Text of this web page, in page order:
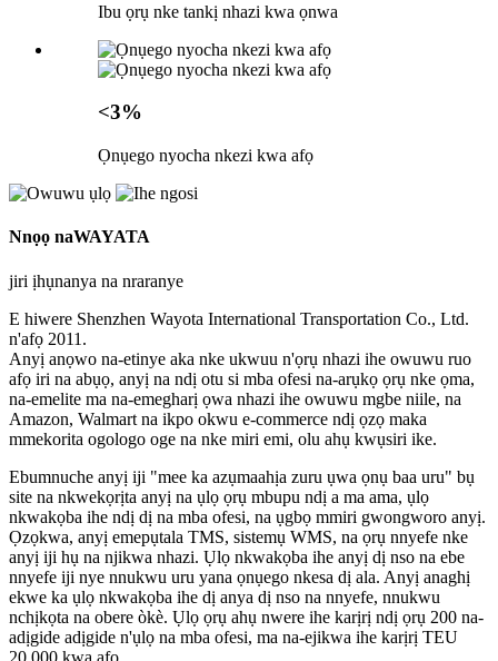
Ibu ọrụ nke tankị nhazi kwa ọnwa
<3%
Ọnụego nyocha nkezi kwa afọ
Nnọọ naWAYATA
jiri ịhụnanya na nraranye
E hiwere Shenzhen Wayota International Transportation Co., Ltd.
n'afọ 2011.
Anyị anọwo na-etinye aka nke ukwuu n'ọrụ nhazi ihe owuwu ruo
afọ iri na abụọ, anyị na ndị otu si mba ofesi na-arụkọ ọrụ nke ọma,
na-emelite ma na-emegharị ọwa nhazi ihe owuwu mgbe niile, na
Amazon, Walmart na ikpo okwu e-commerce ndị ọzọ maka
mmekorita ogologo oge na nke miri emi, olu ahụ kwụsiri ike.
Ebumnuche anyị iji "mee ka azụmaahịa zuru ụwa ọnụ baa uru" bụ
site na nkwekọrịta anyị na ụlọ ọrụ mbupu ndị a ma ama, ụlọ
nkwakọba ihe ndị dị na mba ofesi, na ụgbọ mmiri gwongworo anyị.
Ọzọkwa, anyị emepụtala TMS, sistemụ WMS, na ọrụ nnyefe nke
anyị iji hụ na njikwa nhazi. Ụlọ nkwakọba ihe anyị dị nso na ebe
nnyefe iji nye nnukwu uru yana ọnụego nkesa dị ala. Anyị anaghị
ekwe ka ụlọ nkwakọba ihe dị anya dị nso na nnyefe, nnukwu
nchịkọta na obere òkè. Ụlọ ọrụ ahụ nwere ihe karịrị ndị ọrụ 200 na-
adịgide adịgide n'ụlọ na mba ofesi, ma na-ejikwa ihe karịrị TEU
20,000 kwa afọ.